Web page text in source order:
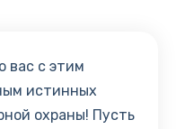
вас с этим
истинных
охраны! Пусть